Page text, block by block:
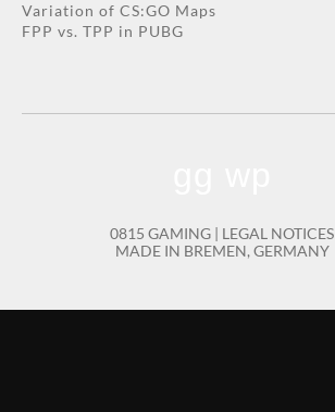
Variation of CS:GO Maps
FPP vs. TPP in PUBG
0815 GAMING | LEGAL NOTICES
MADE IN BREMEN, GERMANY